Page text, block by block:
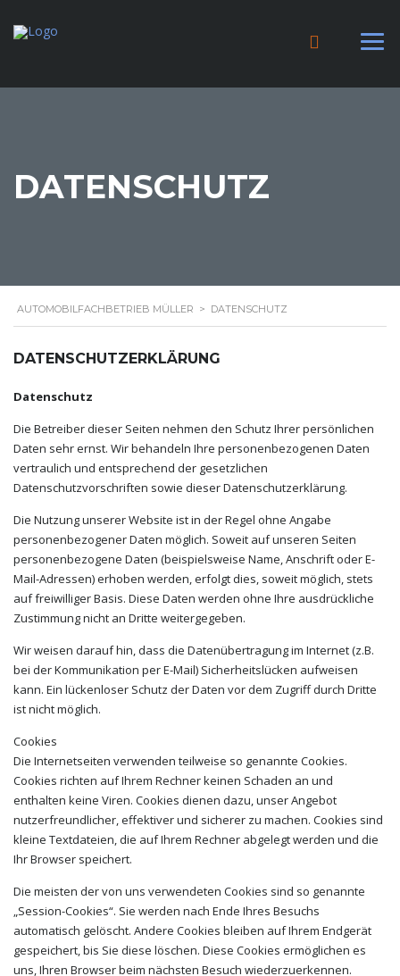
DATENSCHUTZ
AUTOMOBILFACHBETRIEB MÜLLER > DATENSCHUTZ
DATENSCHUTZERKLÄRUNG
Datenschutz
Die Betreiber dieser Seiten nehmen den Schutz Ihrer persönlichen
Daten sehr ernst. Wir behandeln Ihre personenbezogenen Daten
vertraulich und entsprechend der gesetzlichen
Datenschutzvorschriften sowie dieser Datenschutzerklärung.
Die Nutzung unserer Website ist in der Regel ohne Angabe
personenbezogener Daten möglich. Soweit auf unseren Seiten
personenbezogene Daten (beispielsweise Name, Anschrift oder E-
Mail-Adressen) erhoben werden, erfolgt dies, soweit möglich, stets
auf freiwilliger Basis. Diese Daten werden ohne Ihre ausdrückliche
Zustimmung nicht an Dritte weitergegeben.
Wir weisen darauf hin, dass die Datenübertragung im Internet (z.B.
bei der Kommunikation per E-Mail) Sicherheitslücken aufweisen
kann. Ein lückenloser Schutz der Daten vor dem Zugriff durch Dritte
ist nicht möglich.
Cookies
Die Internetseiten verwenden teilweise so genannte Cookies.
Cookies richten auf Ihrem Rechner keinen Schaden an und
enthalten keine Viren. Cookies dienen dazu, unser Angebot
nutzerfreundlicher, effektiver und sicherer zu machen. Cookies sind
kleine Textdateien, die auf Ihrem Rechner abgelegt werden und die
Ihr Browser speichert.
Die meisten der von uns verwendeten Cookies sind so genannte
„Session-Cookies“. Sie werden nach Ende Ihres Besuchs
automatisch gelöscht. Andere Cookies bleiben auf Ihrem Endgerät
gespeichert, bis Sie diese löschen. Diese Cookies ermöglichen es
uns, Ihren Browser beim nächsten Besuch wiederzuerkennen.